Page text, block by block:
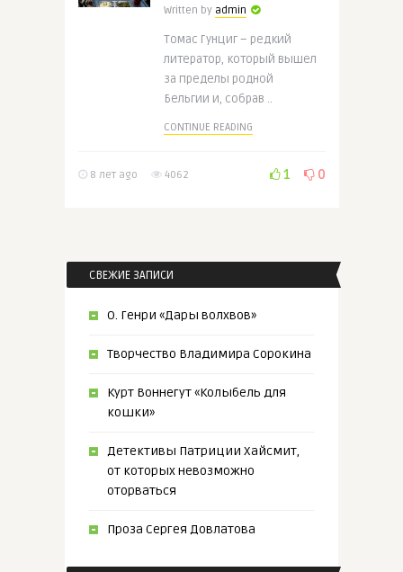
Written by admin
Томас Гунциг – редкий
литератор, который вышел
за пределы родной
Бельгии и, собрав ..
CONTINUE READING
8 лет ago 4062 1 0
СВЕЖИЕ ЗАПИСИ
О. Генри «Дары волхвов»
Творчество Владимира Сорокина
Курт Воннегут «Колыбель для
кошки»
Детективы Патриции Хайсмит,
от которых невозможно
оторваться
Проза Сергея Довлатова